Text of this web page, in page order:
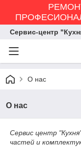
Сервис-центр
О нас
О нас
Сервис центр
частей и